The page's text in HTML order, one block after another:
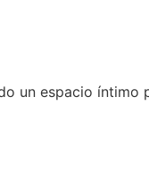
un espacio íntimo